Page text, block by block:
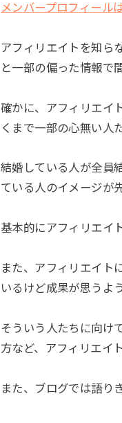
メンバープロフィール
アフィリエイトを知ら
と一部の偏った情報で
確かに、アフィリエイ
くまで一部の心無い人
結婚している人が全員
ている人のイメージが
基本的にアフィリエイ
また、アフィリエイト
いるけど成果が思うよ
そういう人たちに向け
方など、アフィリエイ
また、ブログでは語り